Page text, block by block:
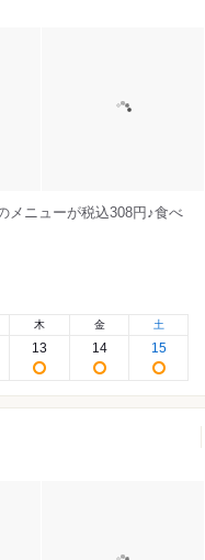
メニューが税込308円♪食べ
木
13
金
14
土
15